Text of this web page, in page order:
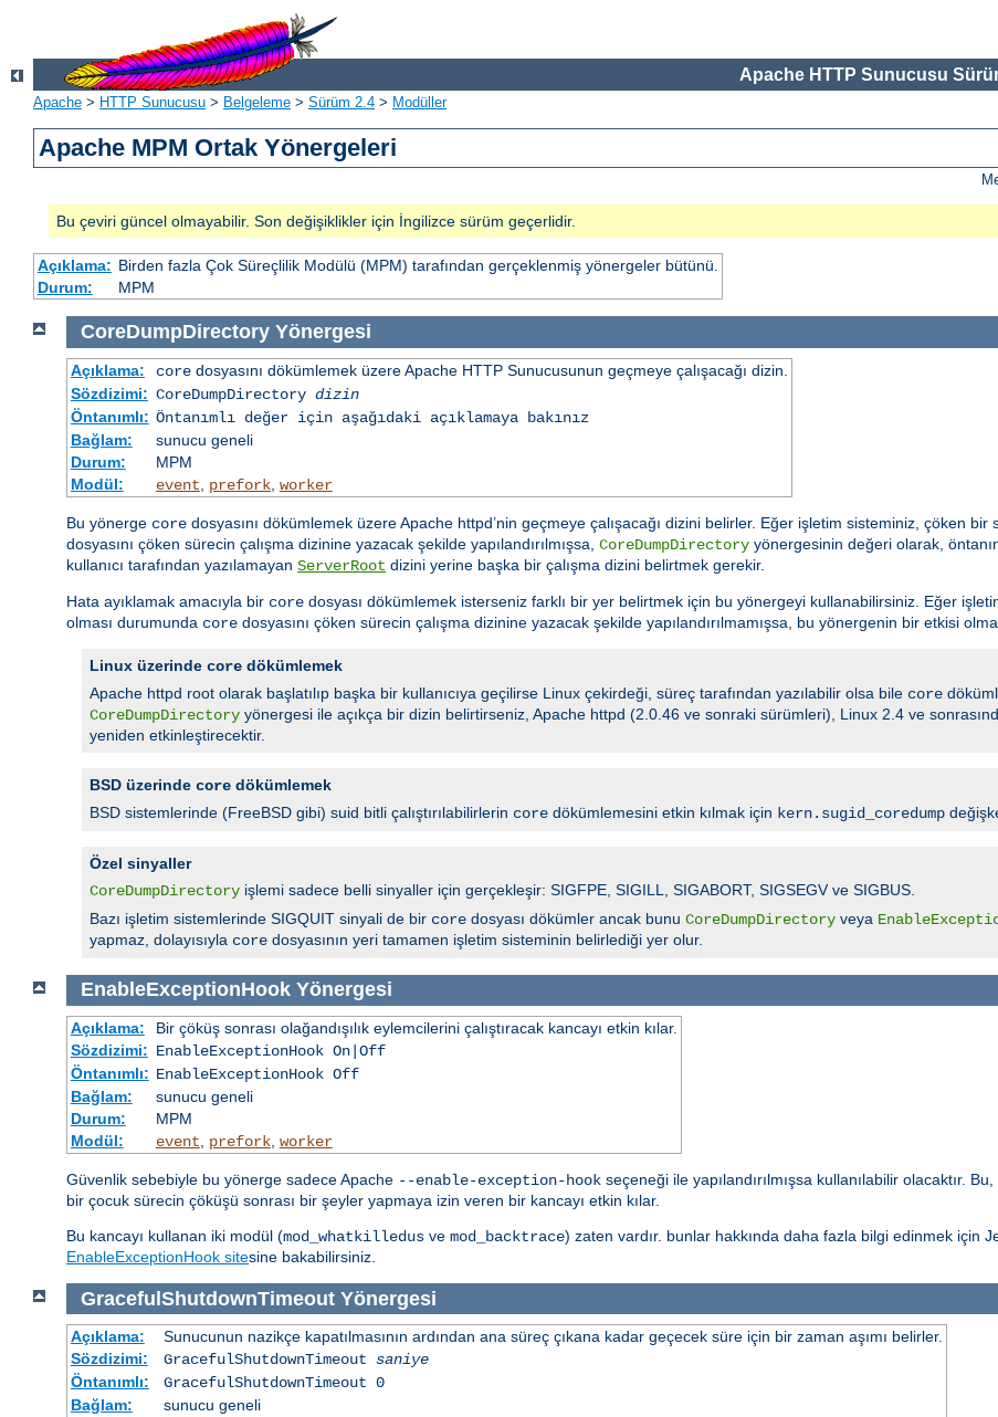
Apache HTTP Sunucusu
Apache > HTTP Sunucusu > Belgeleme > Sürüm 2.4 > Modüller
Apache MPM Ortak Yönergeleri
Bu çeviri güncel olmayabilir. Son değişiklikler için İngilizce sürüm geçerlidir.
Açıklama: Birden fazla Çok Süreçlilik Modülü (MPM) tarafından gerçeklenmiş yönergeler bütünü.
Durum:
MPM
CoreDumpDirectory Yönergesi
Açıklama: coredosyasını dökümlemek üzere Apache HTTP Sunucusunun geçmeye çalışacağı dizin.
Sözdizimi: CoreDumpDirectory dizin
Öntanımlı: Öntanımlı değer için aşağıdaki açıklamaya bakınız
Bağlam:
sunucu geneli
Durum:
MPM
Modül:
event prefork, worker
Bu yönerge core dosyasını dökümlemek üzere Apache httpd’nin geçmeye çalışacağı dizini belirler. Eğer işletim sisteminiz, çöken bir
dosyasını çöken sürecin çalışma dizinine yazacak şekilde yapılandırılmışsa, CoreDumpDirectory yönergesinin değeri olarak,
kullanıcı tarafından yazılamayan ServerRoot dizini yerine başka bir çalışma dizini belirtmek gerekir.
Hata ayıklamak amacıyla bir core dosyası dökümlemek isterseniz farklı bir yer belirtmek için bu yönergeyi kullanabilirsiniz. Eğer
olması durumunda core dosyasını çöken sürecin çalışma dizinine yazacak şekilde yapılandırılmamışsa, bu yönergenin bir etkisi
Linux üzerinde core dökümlemek
Apache httpd root olarak başlatılıp başka bir kullanıcıya geçilirse Linux çekirdeği, süreç tarafından yazılabilir olsa bile core
CoreDumpDirectory yönergesi ile açıkça bir dizin belirtirseniz, Apache httpd (2.0.46 ve sonraki sürümleri), Linux 2.4 ve
yeniden etkinleştirecektir.
BSD üzerinde core dökümlemek
BSD sistemlerinde (FreeBSD gibi) suid bitli çalıştırılabilirlerin core dökümlemesini etkin kılmak için kern.sugid_coredump
Özel sinyaller
CoreDumpDirectory işlemi sadece belli sinyaller için gerçekleşir: SIGFPE, SIGILL, SIGABORT, SIGSEGV ve SIGBUS.
Bazı işletim sistemlerinde SIGQUIT sinyali de bir core dosyası dökümler ancak bunu CoreDumpDirectory veya
yapmaz, dolayısıyla core dosyasının yeri tamamen işletim sisteminin belirlediği yer olur.
EnableExceptionHook Yönergesi
Açıklama:
Bir çöküş sonrası olağandışılık eylemcilerini çalıştıracak kancayı etkin kılar.
Sözdizimi: EnableExceptionHook On|Off
Öntanımlı: EnableExceptionHook Off
Bağlam:
sunucu geneli
Durum:
MPM
Modül:
event prefork, worker
Güvenlik sebebiyle bu yönerge sadece Apache --enable-exception-hook seçeneği ile yapılandırılmışsa kullanılabilir olacaktır.
bir çocuk sürecin çöküşü sonrası bir şeyler yapmaya izin veren bir kancayı etkin kılar.
Bu kancayı kullanan iki modül (mod_whatkilledus ve mod_backtrace) zaten vardır. bunlar hakkında daha fazla bilgi edinmek için
EnableExceptionHook sitesine bakabilirsiniz.
GracefulShutdownTimeout Yönergesi
Açıklama:
Sunucunun nazikçe kapatılmasının ardından ana süreç çıkana kadar geçecek süre için bir zaman aşımı belirler.
Sözdizimi:
GracefulShutdownTimeout saniye
Öntanımlı:
GracefulShutdownTimeout 0
Bağlam:
sunucu geneli